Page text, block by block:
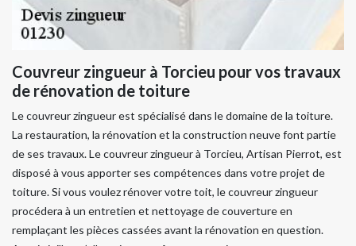
Couvreur zingueur à Torcieu pour vos travaux
de rénovation de toiture
Le couvreur zingueur est spécialisé dans le domaine de la toiture.
La restauration, la rénovation et la construction neuve font partie
de ses travaux. Le couvreur zingueur à Torcieu, Artisan Pierrot, est
disposé à vous apporter ses compétences dans votre projet de
toiture. Si vous voulez rénover votre toit, le couvreur zingueur
procédera à un entretien et nettoyage de couverture en
remplaçant les pièces cassées avant la rénovation en question.